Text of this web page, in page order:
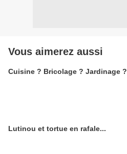
Vous aimerez aussi
Cuisine ? Bricolage ? Jardinage ?
Lutinou et tortue en rafale...